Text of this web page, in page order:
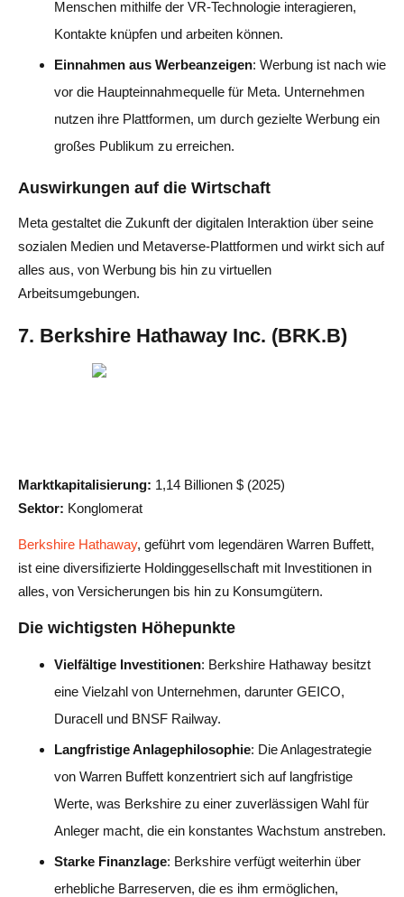
Menschen mithilfe der VR-Technologie interagieren,
Kontakte knüpfen und arbeiten können.
Einnahmen aus Werbeanzeigen: Werbung ist nach wie
vor die Haupteinnahmequelle für Meta. Unternehmen
nutzen ihre Plattformen, um durch gezielte Werbung ein
großes Publikum zu erreichen.
Auswirkungen auf die Wirtschaft
Meta gestaltet die Zukunft der digitalen Interaktion über seine
sozialen Medien und Metaverse-Plattformen und wirkt sich auf
alles aus, von Werbung bis hin zu virtuellen
Arbeitsumgebungen.
7. Berkshire Hathaway Inc. (BRK.B)
Marktkapitalisierung: 1,14 Billionen $ (2025)
Sektor: Konglomerat
Berkshire Hathaway, geführt vom legendären Warren Buffett,
ist eine diversifizierte Holdinggesellschaft mit Investitionen in
alles, von Versicherungen bis hin zu Konsumgütern.
Die wichtigsten Höhepunkte
Vielfältige Investitionen: Berkshire Hathaway besitzt
eine Vielzahl von Unternehmen, darunter GEICO,
Duracell und BNSF Railway.
Langfristige Anlagephilosophie: Die Anlagestrategie
von Warren Buffett konzentriert sich auf langfristige
Werte, was Berkshire zu einer zuverlässigen Wahl für
Anleger macht, die ein konstantes Wachstum anstreben.
Starke Finanzlage: Berkshire verfügt weiterhin über
erhebliche Barreserven, die es ihm ermöglichen,